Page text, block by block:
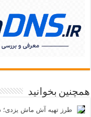
همچنین بخوانید
طرز تهیه آش ماش